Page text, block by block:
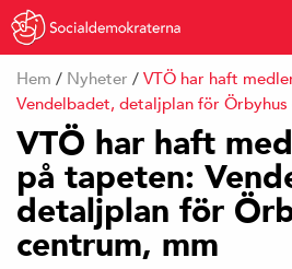
Hem / Nyheter / VTÖ har haft
Vendelbadet, detaljplan för Örbyhus
VTÖ har haft
på tapeten:
detaljplan för
centrum, mm